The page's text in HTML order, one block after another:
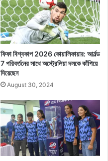
ফিফা বিশ্বকাপ 2026 কোয়ালিফায়ার: আর্নল্ড
7 পরিবর্তনের সাথে অস্ট্রেলিয়া দলকে কাঁপিয়ে
দিয়েছেন
August 30, 2024